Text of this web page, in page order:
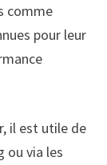
comme
pour leur
il est utile de
ou via les